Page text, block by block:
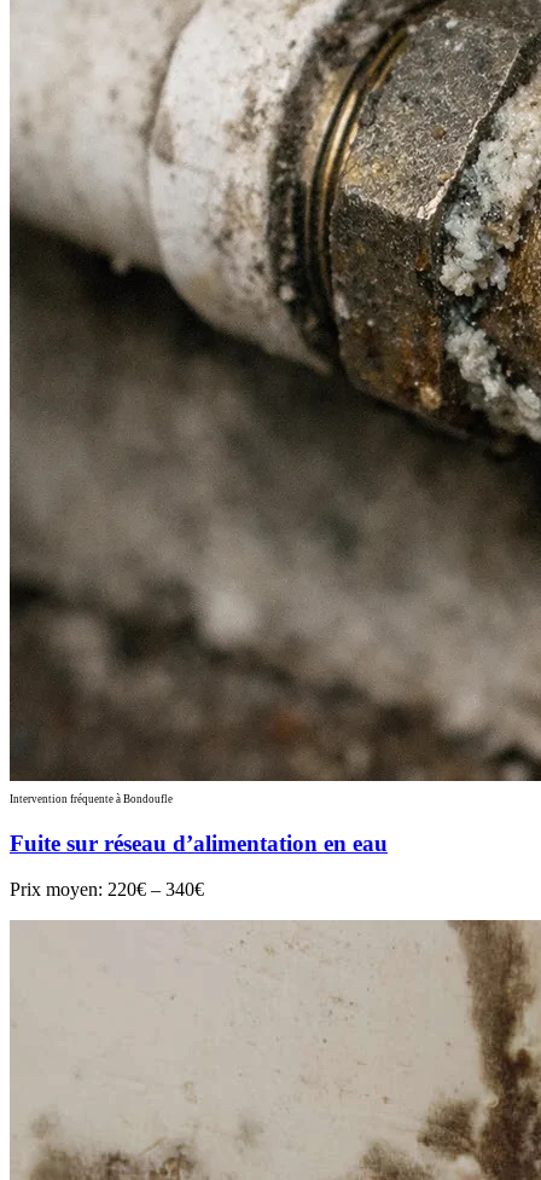
Intervention fréquente à Bondoufle
Fuite sur réseau d’alimentation en eau
Prix moyen: 220€ – 340€